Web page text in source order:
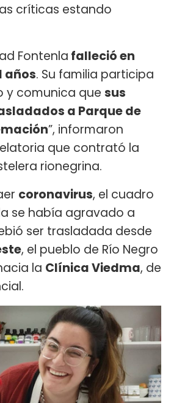
críticas estando
Fontenla falleció en
años. Su familia participa
y comunica que sus
a Parque de
”, informaron
que contrató la
rionegrina.
coronavirus, el cuadro
se había agravado a
ser trasladada desde
, el pueblo de Río Negro
la Clínica Viedma, de